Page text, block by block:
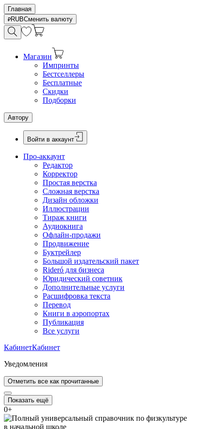
Главная
RUBСменить валюту
Магазин
Импринты
Бестселлеры
Бесплатные
Скидки
Подборки
Автору
Войти в аккаунт
Про-аккаунт
Редактор
Корректор
Простая верстка
Сложная верстка
Дизайн обложки
Иллюстрации
Тираж книги
Аудиокнига
Офлайн-продажи
Продвижение
Буктрейлер
Большой издательский пакет
Rideró для бизнеса
Юридический советник
Дополнительные услуги
Расшифровка текста
Перевод
Книги в аэропортах
Публикация
Все услуги
КабинетКабинет
Уведомления
Отметить все как прочитанные
Показать ещё
0+